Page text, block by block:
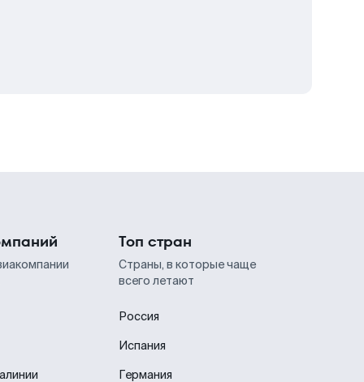
Топ стран
Страны, в которые чаще
всего летают
Россия
Испания
Германия